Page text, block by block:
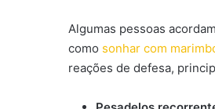
Algumas pessoas
como sonhar com
reações de defesa,